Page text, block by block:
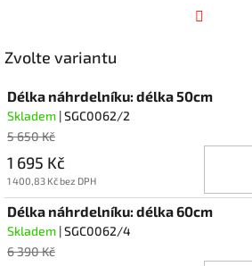
Zvolte variantu
Délka náhrdelníku: délka 50cm
Skladem | SGC0062/2
5 650 Kč
1 695 Kč
1 400,83 Kč bez DPH
Délka náhrdelníku: délka 60cm
Skladem | SGC0062/4
6 390 Kč